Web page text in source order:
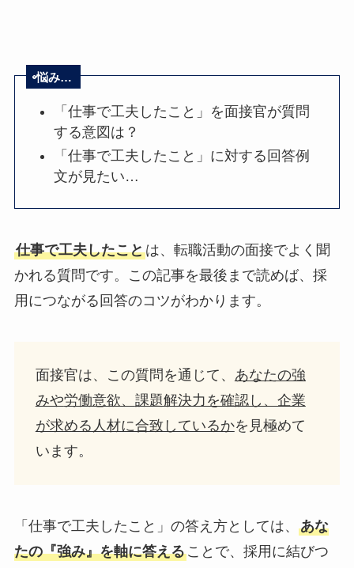
悩み…
「仕事で工夫したこと」を面接官が質問
する意図は？
「仕事で工夫したこと」に対する回答例
文が見たい…
仕事で工夫したことは、転職活動の面接でよく聞
かれる質問です。この記事を最後まで読めば、採
用につながる回答のコツがわかります。
面接官は、この質問を通じて、 あなたの強
みや労働意欲、 課題解決力 を確認し、企業
が求める人材に合致しているかを見極めて
います。
「仕事で工夫したこと」の答え方としては、 あな
たの『強み』を軸に答えることで、採用に結びつ